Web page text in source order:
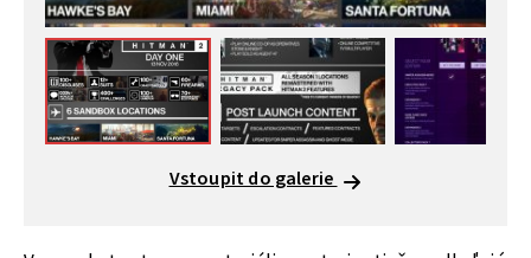
Vstoupit do galerie